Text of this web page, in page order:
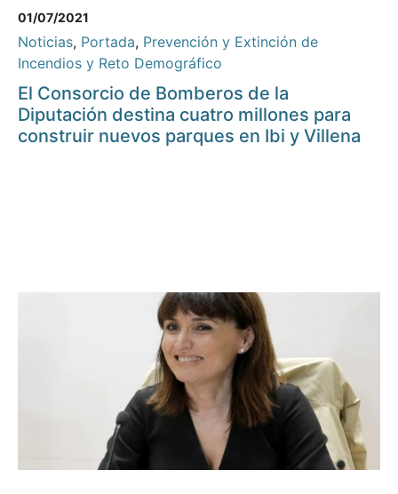
01/07/2021
Noticias, Portada, Prevención y Extinción de
Incendios y Reto Demográfico
El Consorcio de Bomberos de la
Diputación destina cuatro millones para
construir nuevos parques en Ibi y Villena